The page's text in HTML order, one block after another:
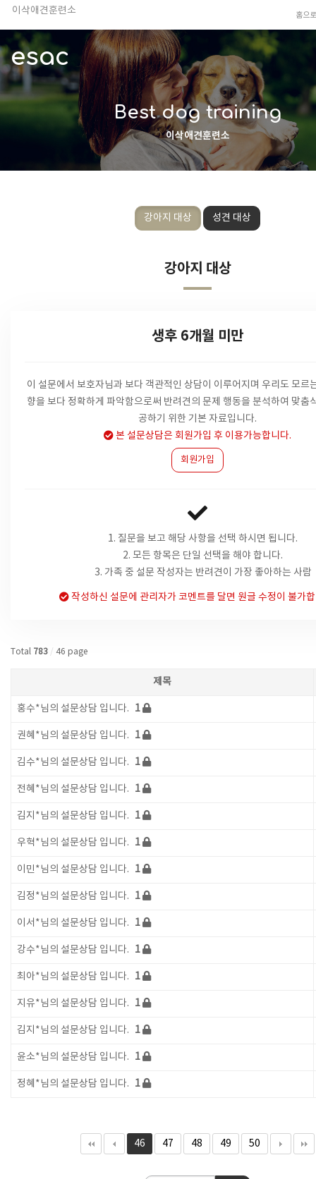
이삭애견훈련소
안전하고 행복한 펫티켓 선도!
경기도 화성시 봉담읍 위치
이찬종, 이웅종 소장 소개
홈으로
esac
Best dog training
이삭애견훈련소
강아지 대상 성견 대상
강아지 대상
생후 6개월 미만
이 설문에서 보호자님과 보다 객관적인 상담이 이루어지며 우리도 모르
향을 보다 정확하게 파악함으로써 반려견의 문제 행동을 분석하여 맞춤
공하기 위한 기본 자료입니다.
본 설문상담은 회원가입 후 이용가능합니다.
회원가입
1. 질문을 보고 해당 사항을 선택 하시면 됩니다.
2. 모든 항목은 단일 선택을 해야 합니다.
3. 가족 중 설문 작성자는 반려견이 가장 좋아하는 사람
작성하신 설문에 관리자가 코멘트를 달면 원글 수정이 불가
Total 783 / 46 page
제목
홍수*님의 설문상담 입니다. 1
권혜*님의 설문상담 입니다. 1
김수*님의 설문상담 입니다. 1
전혜*님의 설문상담 입니다. 1
김지*님의 설문상담 입니다. 1
우혁*님의 설문상담 입니다. 1
이민*님의 설문상담 입니다. 1
김정*님의 설문상담 입니다. 1
이서*님의 설문상담 입니다. 1
강수*님의 설문상담 입니다. 1
최아*님의 설문상담 입니다. 1
지유*님의 설문상담 입니다. 1
김지*님의 설문상담 입니다. 1
윤소*님의 설문상담 입니다. 1
정혜*님의 설문상담 입니다. 1
46 47 48 49 50